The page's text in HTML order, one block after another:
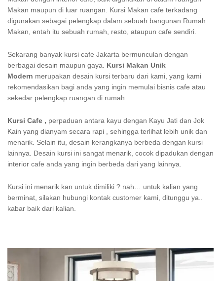
Makan maupun di luar ruangan. Kursi Makan cafe terkadang
digunakan sebagai pelengkap dalam sebuah bangunan Rumah
Makan, entah itu sebuah rumah, resto, ataupun cafe sendiri.
Sekarang banyak kursi cafe Jakarta bermunculan dengan
berbagai desain maupun gaya. Kursi Makan Unik
Modern merupakan desain kursi terbaru dari kami, yang kami
rekomendasikan bagi anda yang ingin memulai bisnis cafe atau
sekedar pelengkap ruangan di rumah.
Kursi Cafe , perpaduan antara kayu dengan Kayu Jati dan Jok
Kain yang dianyam secara rapi , sehingga terlihat lebih unik dan
menarik. Selain itu, desain kerangkanya berbeda dengan kursi
lainnya. Desain kursi ini sangat menarik, cocok dipadukan dengan
interior cafe anda yang ingin berbeda dari yang lainnya.
Kursi ini menarik kan untuk dimiliki ? nah… untuk kalian yang
berminat, silakan hubungi kontak customer kami, ditunggu ya..
kabar baik dari kalian.